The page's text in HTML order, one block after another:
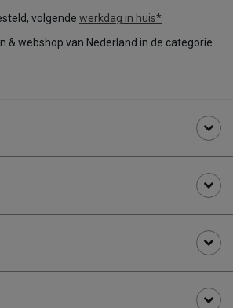
volgende werkdag in huis*
& webshop van Nederland in de categorie